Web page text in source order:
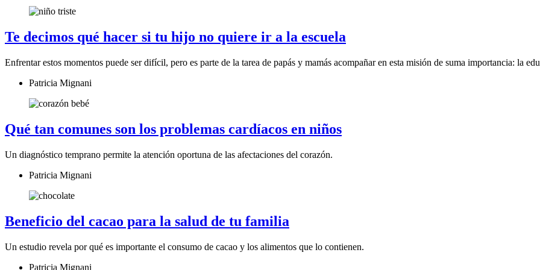
Te decimos qué hacer si tu hijo no quiere ir a la escuela
Enfrentar estos momentos puede ser difícil, pero es parte de la tarea de papás y mamás acompañar en esta misión de suma importancia: la
Patricia Mignani
Qué tan comunes son los problemas cardíacos en niños
Un diagnóstico temprano permite la atención oportuna de las afectaciones del corazón.
Patricia Mignani
Beneficio del cacao para la salud de tu familia
Un estudio revela por qué es importante el consumo de cacao y los alimentos que lo contienen.
Patricia Mignani